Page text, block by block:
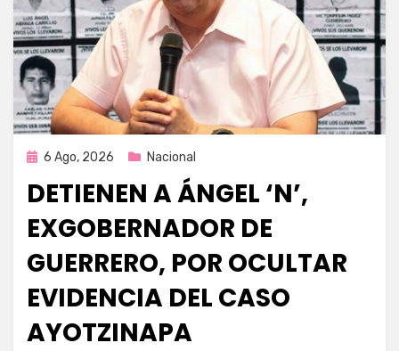
Publicada
6 Ago, 2026 Nacional
DETIENEN A ÁNGEL ‘N’,
EXGOBERNADOR DE
GUERRERO, POR OCULTAR
EVIDENCIA DEL CASO
AYOTZINAPA